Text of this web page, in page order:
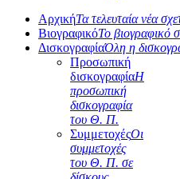
ΑρχικήΤα τελευταία νέα
ΒιογραφικόΤο βιογραφικό
ΔισκογραφίαΌλη η
Προσωπική
δισκογραφίαΗ
προσωπική
δισκογραφία
του Θ. Π.
ΣυμμετοχέςΟι
συμμετοχές
του Θ. Π. σε